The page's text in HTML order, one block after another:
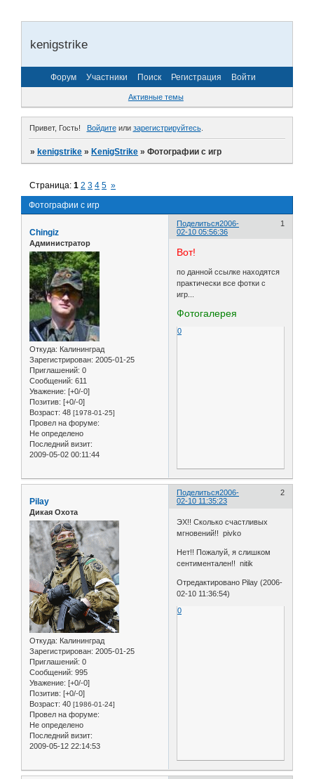
kenigstrike
Форум Участники Поиск Регистрация Войти
Активные темы
Привет, Гость! Войдитеили зарегистрируйтесь.
»kenigstrike »KenigStrike »Фотографии с игр
Фотографии с игр
Страница:1 2 3 4 5 »
Поделиться 1
2006-
02-10 05:56:36
Chingiz
Администратор
Откуда: Калининград
Зарегистрирован: 2005-01-25
Приглашений: 0
Сообщений: 611
Уважение: [+0/-0]
Позитив: [+0/-0]
Возраст: 48 [1978-01-25]
Провел на форуме:
Не определено
Последний визит:
2009-05-02 00:11:44
Вот!
по данной ссылке находятся
практически все фотки с
игр...
Фотогалерея
0
Поделиться 2
2006-
02-10 11:35:23
Pilay
Дикая Охота
Откуда: Калининград
Зарегистрирован: 2005-01-25
Приглашений: 0
Сообщений: 995
Уважение: [+0/-0]
Позитив: [+0/-0]
Возраст: 40 [1986-01-24]
Провел на форуме:
Не определено
Последний визит:
2009-05-12 22:14:53
ЭХ!! Сколько счастливых
мгновений!! pivko
Нет!! Пожалуй, я слишком
сентиментален!! nitik
Отредактировано Pilay (2006-
02-10 11:36:54)
0